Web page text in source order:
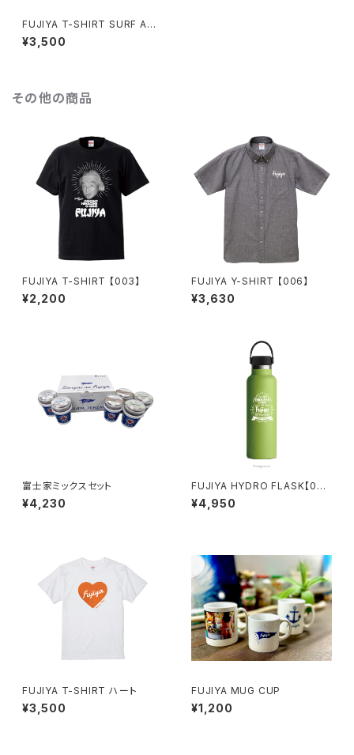
FUJIYA T-SHIRT SURF AND
TURF
¥3,500
その他の商品
FUJIYA T-SHIRT 【003】
¥2,200
FUJIYA Y-SHIRT 【006】
¥3,630
富士家ミックスセット
¥4,230
FUJIYA HYDRO FLASK【00
3】
¥4,950
FUJIYA T-SHIRT ハート
¥3,500
FUJIYA MUG CUP
¥1,200